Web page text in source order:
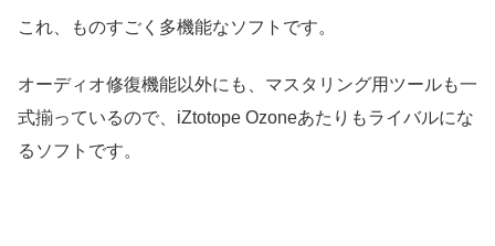
これ、ものすごく多機能なソフトです。
オーディオ修復機能以外にも、マスタリング用ツールも一
式揃っているので、iZtotope Ozoneあたりもライバルにな
るソフトです。